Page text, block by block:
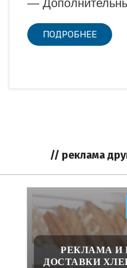
—
ПОДРОБНЕЕ
// реклама
РЕКЛАМА И
ДОСТАВКИ